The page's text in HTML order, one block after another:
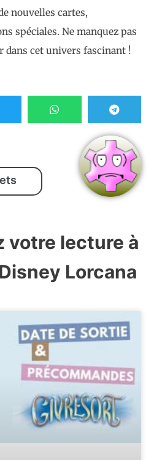
nouvelles cartes,
spéciales. Ne manquez pas
dans cet univers fascinant !
votre lecture à
Disney Lorcana